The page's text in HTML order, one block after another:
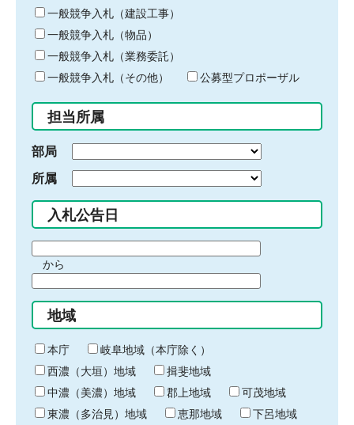
キ
ー
ワ
ー
ド
入
力
一般競争入札（建設工事）
一般競争入札（物品）
一般競争入札（業務委託）
一般競争入札（その他）
公募型プロポーザル
担当所属
部局
所属
入札公告日
間
始
り
から
間
終
わ
り
地域
本庁
岐阜地域（本庁除く）
西濃（大垣）地域
揖斐地域
中濃（美濃）地域
郡上地域
可茂地域
東濃（多治見）地域
恵那地域
下呂地域